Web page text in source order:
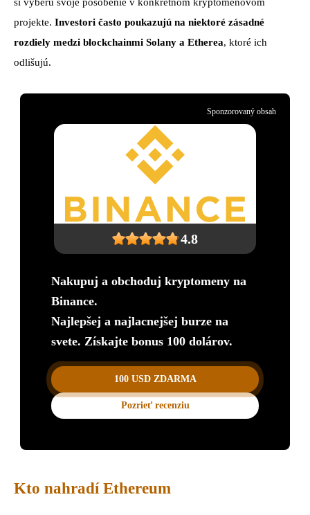
projekte. Investori často poukazujú na niektoré zásadné
rozdiely medzi blockchainmi Solany a Etherea, ktoré ich
odlišujú.
4.8
Nakupuj a obchoduj kryptomeny na
Binance.
Najlepšej a najlacnejšej burze na
svete. Získajte bonus 100 dolárov.
100 USD ZDARMA
Pozrieť recenziu
Sponzorovaný obsah
Kto nahradí Ethereum